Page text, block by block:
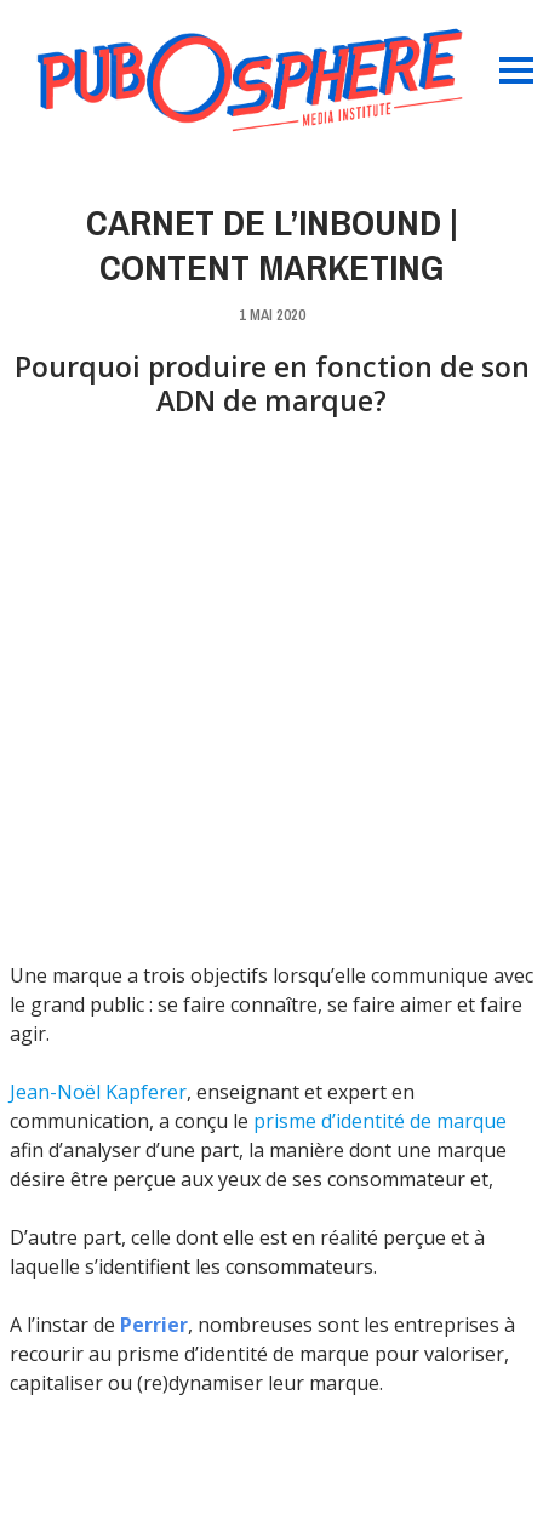
CARNET DE L’INBOUND |
CONTENT MARKETING
1 MAI 2020
Pourquoi produire en fonction de son
ADN de marque?
Une marque a trois objectifs lorsqu’elle communique avec
le grand public : se faire connaître, se faire aimer et faire
agir.
Jean-Noël Kapferer, enseignant et expert en
communication, a conçu le prisme d’identité de marque
afin d’analyser d’une part, la manière dont une marque
désire être perçue aux yeux de ses consommateur et,
D’autre part, celle dont elle est en réalité perçue et à
laquelle s’identifient les consommateurs.
A l’instar de Perrier, nombreuses sont les entreprises à
recourir au prisme d’identité de marque pour valoriser,
capitaliser ou (re)dynamiser leur marque.